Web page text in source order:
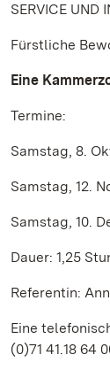
SERVICE UND
Fürstliche
Eine
Termine:
Samstag, 8.
Samstag, 12.
Samstag, 10.
Dauer: 1,25
Referentin:
Eine
(0)71 41.18 64